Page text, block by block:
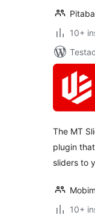
10+
The MT
plugin
sliders to
10+